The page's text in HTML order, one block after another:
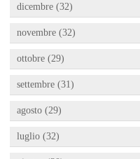
dicembre (32)
novembre (32)
ottobre (29)
settembre (31)
agosto (29)
luglio (32)